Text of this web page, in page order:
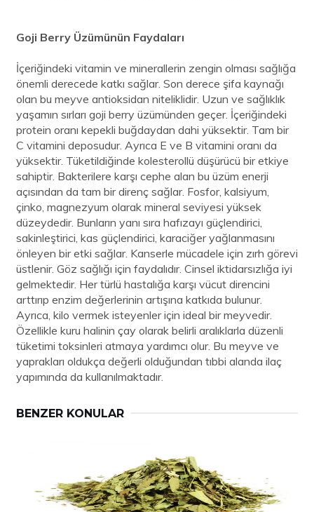
Goji Berry Üzümünün Faydaları
İçeriğindeki vitamin ve minerallerin zengin olması sağlığa
önemli derecede katkı sağlar. Son derece şifa kaynağı
olan bu meyve antioksidan niteliklidir. Uzun ve sağlıklık
yaşamın sırları goji berry üzümünden geçer. İçeriğindeki
protein oranı kepekli buğdaydan dahi yüksektir. Tam bir
C vitamini deposudur. Ayrıca E ve B vitamini oranı da
yüksektir. Tüketildiğinde kolesterollü düşürücü bir etkiye
sahiptir. Bakterilere karşı cephe alan bu üzüm enerji
açısından da tam bir direnç sağlar. Fosfor, kalsiyum,
çinko, magnezyum olarak mineral seviyesi yüksek
düzeydedir. Bunların yanı sıra hafızayı güçlendirici,
sakinleştirici, kas güçlendirici, karaciğer yağlanmasını
önleyen bir etki sağlar. Kanserle mücadele için zırh görevi
üstlenir. Göz sağlığı için faydalıdır. Cinsel iktidarsızlığa iyi
gelmektedir. Her türlü hastalığa karşı vücut direncini
arttırıp enzim değerlerinin artışına katkıda bulunur.
Ayrıca, kilo vermek isteyenler için ideal bir meyvedir.
Özellikle kuru halinin çay olarak belirli aralıklarla düzenli
tüketimi toksinleri atmaya yardımcı olur. Bu meyve ve
yaprakları oldukça değerli olduğundan tıbbi alanda ilaç
yapımında da kullanılmaktadır.
BENZER KONULAR